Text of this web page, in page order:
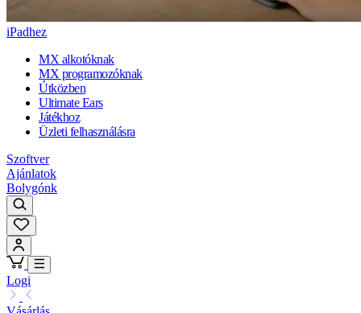
iPadhez
MX alkotóknak
MX programozóknak
Útközben
Ultimate Ears
Játékhoz
Üzleti felhasználásra
Szoftver
Ajánlatok
Bolygónk
Logi